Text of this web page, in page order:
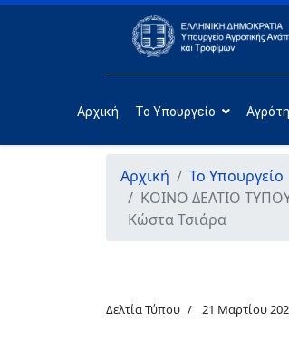
Αρχική Το Υπουργείο
Αρχική Το Υπουργείο
ΚΟΙΝΟ ΔΕΛΤΙΟ
Κώστα Τσιάρα
Δελτία Τύπου 21 Μαρτίου